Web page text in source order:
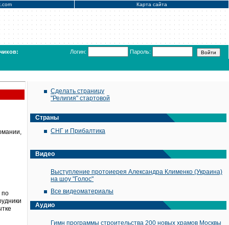
Карта сайта
Логин: Пароль:
по
Сделать страницу
"Религия" стартовой
Страны
СНГ и Прибалтика
Видео
Выступление протоиерея Александра Клименко (Украина)
на шоу "Голос"
Все видеоматериалы
Аудио
Гимн программы строительства 200 новых храмов Москвы